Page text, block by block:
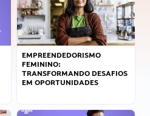
EMPREENDEDORISMO
FEMININO:
TRANSFORMANDO DESAFIOS
EM OPORTUNIDADES